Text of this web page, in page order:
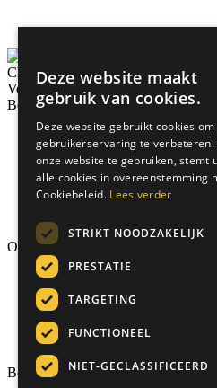
Chaiwallah.online brouwt een
Volg ons
Bedrijf
Video Center
Horeca
Nieuws
Kontakt
Algemene voorwaarden
Onze producten
Winkel
Gratis proefpakket
Authentic
Matcha Latte
Royal Chai
Bedrijf
Deze website maakt
gebruik van cookies.
Deze website gebruikt cookies om
gebruikerservaring te verbeteren.
onze website te gebruiken, stemt
alle cookies in overeenstemming
Cookiebeleid. Lees verder
STRIKT NOODZAKELIJK
PRESTATIE
TARGETING
FUNCTIONEEL
NIET-GECLASSIFICEERD